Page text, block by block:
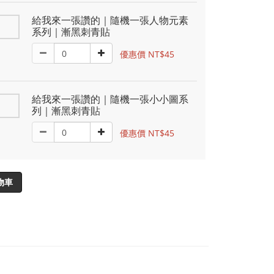
給我來一張讚的｜隨機一張人物元素
系列｜漸黑刺青貼
優惠價 NT$45
給我來一張讚的｜隨機一張小小圖系
列｜漸黑刺青貼
優惠價 NT$45
車